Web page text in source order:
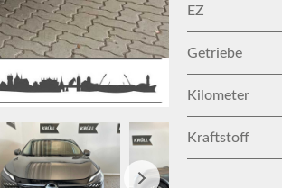
EZ
Getriebe
Kilometer
Kraftstoff